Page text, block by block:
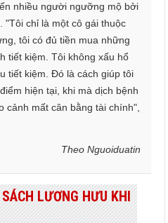
nhiều người ngưỡng mộ bởi
chỉ là một cô gái thuộc
tôi có đủ tiền mua những
tiết kiệm. Tôi không xấu hổ
tiết kiệm. Đó là cách giúp tôi
hiện tại, khi mà dịch bệnh
cảnh mất cân bằng tài chính",
Theo Nguoiduatin
LƯƠNG HƯU KHI